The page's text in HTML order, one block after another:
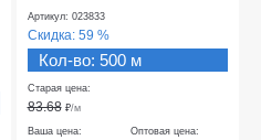
Артикул: 023833
Скидка: 59 %
Кол-во: 500 м
Старая цена:
83.68 ₽/м
Ваша цена: Оптовая цена: